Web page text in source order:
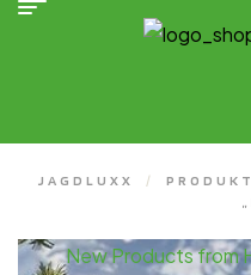
JAGDLUXX /
New Products from